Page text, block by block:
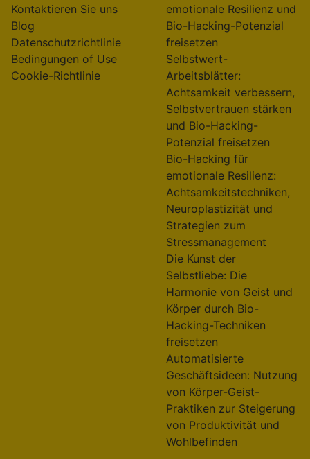
Kontaktieren Sie uns
Blog
Datenschutzrichtlinie
Bedingungen of Use
Cookie-Richtlinie
emotionale Resilienz und
Bio-Hacking-Potenzial
freisetzen
Selbstwert-
Arbeitsblätter:
Achtsamkeit verbessern,
Selbstvertrauen stärken
und Bio-Hacking-
Potenzial freisetzen
Bio-Hacking für
emotionale Resilienz:
Achtsamkeitstechniken,
Neuroplastizität und
Strategien zum
Stressmanagement
Die Kunst der
Selbstliebe: Die
Harmonie von Geist und
Körper durch Bio-
Hacking-Techniken
freisetzen
Automatisierte
Geschäftsideen: Nutzung
von Körper-Geist-
Praktiken zur Steigerung
von Produktivität und
Wohlbefinden